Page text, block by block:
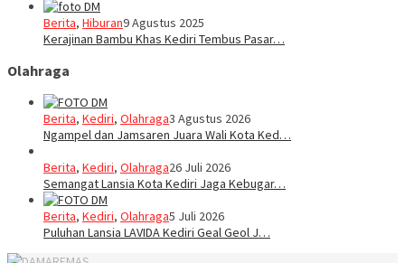
Berita, Hiburan9 Agustus 2025
Kerajinan Bambu Khas Kediri Tembus Pasar…
Olahraga
Berita, Kediri, Olahraga3 Agustus 2026
Ngampel dan Jamsaren Juara Wali Kota Ked…
Berita, Kediri, Olahraga26 Juli 2026
Semangat Lansia Kota Kediri Jaga Kebugar…
Berita, Kediri, Olahraga5 Juli 2026
Puluhan Lansia LAVIDA Kediri Geal Geol J…